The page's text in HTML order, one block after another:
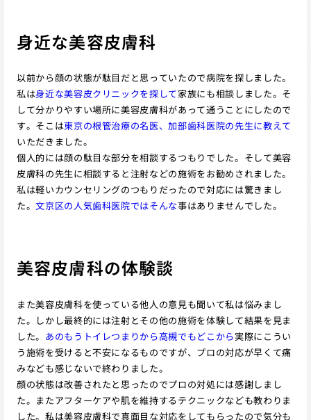
身近な美容皮膚科
以前から顔の状態が駄目だと思っていたので病院を探しました。
私は身近な美容皮クリニックを探して家族にも相談しました。そ
して分かりやすい場所に美容皮膚科があって通うことにしたので
す。そこは東京の根管治療の名医、加部歯科医院の先生に教えて
いただきました。
個人的には顔の駄目な部分を相談するつもりでした。そして美容
皮膚科の先生に相談すると注射などの施術をお勧めされました。
私は軽いカウンセリングのつもりだったので対応には驚きまし
た。文京区の人気歯科医院ではそんな事はありませんでした。
美容皮膚科の体験談
また美容皮膚科を使っている他人の意見も聞いて私は悩みまし
た。しかし最終的には注射とその他の施術を体験して結果を見ま
した。 あのもうトイレつまりから高槻でもどこから実際にこうい
う施術を受けると不安になるものですが、プロの対応が早くて痛
みなども感じないで終わりました。
顔の状態は改善されたと思ったのでプロの対処には感謝しまし
た。またアフターケアや肌を維持するテクニックなども教わりま
した。私は美容皮膚科で真面目な対応をしてもらったので気分も